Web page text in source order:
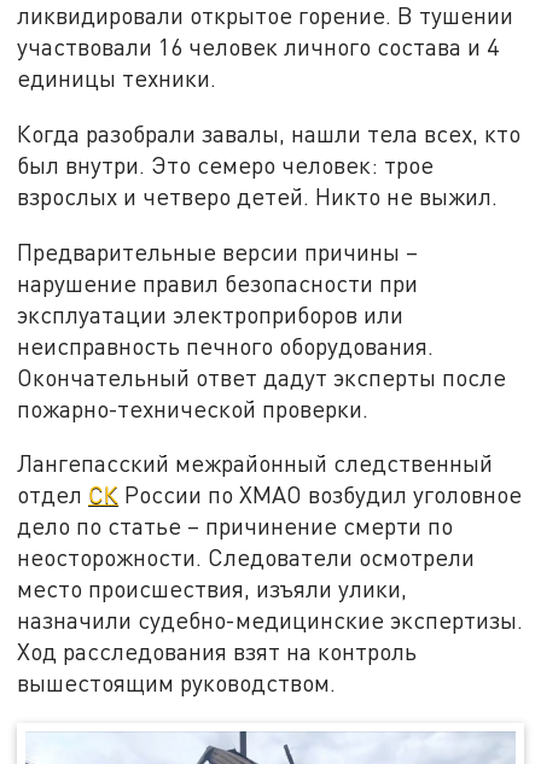
ликвидировали открытое горение. В тушении
участвовали 16 человек личного состава и 4
единицы техники.
Когда разобрали завалы, нашли тела всех, кто
был внутри. Это семеро человек: трое
взрослых и четверо детей. Никто не выжил.
Предварительные версии причины –
нарушение правил безопасности при
эксплуатации электроприборов или
неисправность печного оборудования.
Окончательный ответ дадут эксперты после
пожарно-технической проверки.
Лангепасский межрайонный следственный
отдел СК России по ХМАО возбудил уголовное
дело по статье – причинение смерти по
неосторожности. Следователи осмотрели
место происшествия, изъяли улики,
назначили судебно-медицинские экспертизы.
Ход расследования взят на контроль
вышестоящим руководством.